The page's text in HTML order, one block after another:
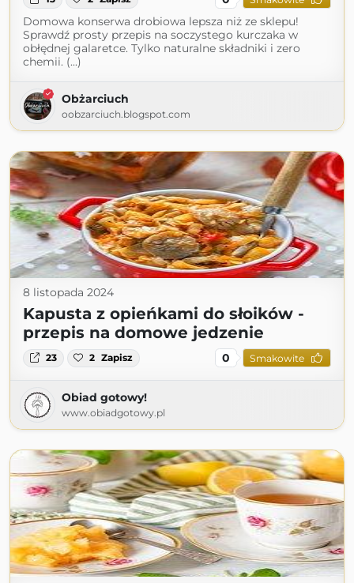
Domowa konserwa drobiowa lepsza niż ze sklepu!
Sprawdź prosty przepis na soczystego kurczaka w
obłędnej galaretce. Tylko naturalne składniki i zero
chemii. (...)
Obżarciuch
oobzarciuch.blogspot.com
8 listopada 2024
Kapusta z opieńkami do słoików -
przepis na domowe jedzenie
23 2 Zapisz 0 Smakowite
Obiad gotowy!
www.obiadgotowy.pl